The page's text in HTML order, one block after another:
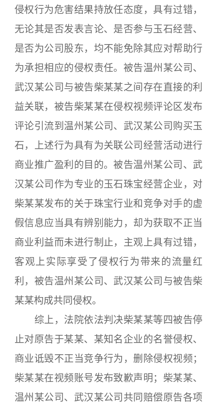
侵权行为危害结果持放任态度，具有过错，
无论其是否发表言论、是否参与玉石经营、
是否为公司股东，均不能免除其应对帮助行
为承担相应的侵权责任。被告温州某公司、
武汉某公司与被告柴某某之间存在直接的利
益关联，被告柴某某在侵权视频评论区发布
评论引流到温州某公司、武汉某公司购买玉
石，上述行为具有为关联公司经营活动进行
商业推广盈利的目的。被告温州某公司、武
汉某公司作为专业的玉石珠宝经营企业，对
柴某某发布的关于珠宝行业和竞争对手的虚
假信息应当具有辨别能力，却为获取不正当
商业利益而未进行制止，主观上具有过错，
客观上实际享受了侵权行为带来的流量红
利，被告温州某公司、武汉某公司与被告柴
某某构成共同侵权。
综上，法院依法判决柴某某等四被告停
止对原告于某某、某知名企业的名誉侵权、
商业诋毁不正当竞争行为，删除侵权视频；
柴某某在视频账号发布致歉声明；柴某某、
温州某公司、武汉某公司共同赔偿原告各项